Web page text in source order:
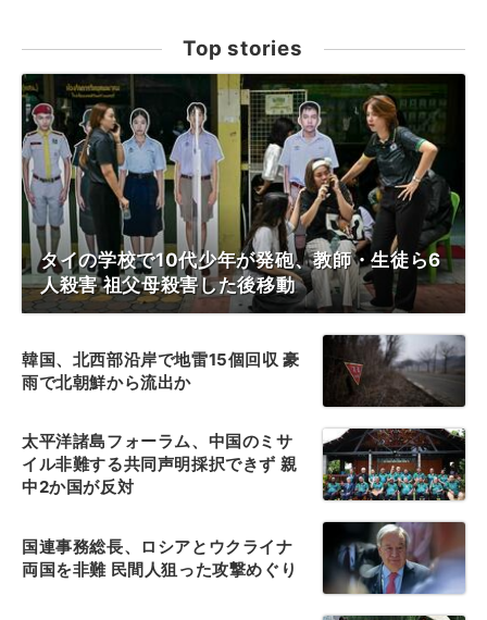
Top stories
タイの学校で10代少年が発砲、教師・生徒ら6
人殺害 祖父母殺害した後移動
韓国、北西部沿岸で地雷15個回収 豪
雨で北朝鮮から流出か
太平洋諸島フォーラム、中国のミサ
イル非難する共同声明採択できず 親
中2か国が反対
国連事務総長、ロシアとウクライナ
両国を非難 民間人狙った攻撃めぐり